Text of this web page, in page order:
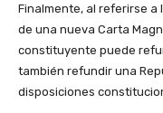
Finalmente, al referirse
de una nueva Carta
constituyente puede
también refundir una
disposiciones